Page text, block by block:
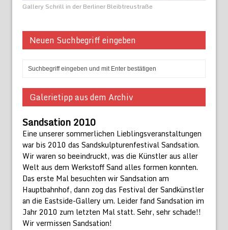
Gallery Schrill in der Berliner Bleibtreustraße
Neuen Suchbegriff eingeben
Galerietipp aus dem Archiv
Sandsation 2010
Eine unserer sommerlichen Lieblingsveranstaltungen
war bis 2010 das Sandskulpturenfestival Sandsation.
Wir waren so beeindruckt, was die Künstler aus aller
Welt aus dem Werkstoff Sand alles formen konnten.
Das erste Mal besuchten wir Sandsation am
Hauptbahnhof, dann zog das Festival der Sandkünstler
an die Eastside-Gallery um. Leider fand Sandsation im
Jahr 2010 zum letzten Mal statt. Sehr, sehr schade!!
Wir vermissen Sandsation!